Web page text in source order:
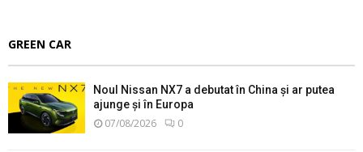
GREEN CAR
Noul Nissan NX7 a debutat în China și ar putea
ajunge și în Europa
07/08/2026 0